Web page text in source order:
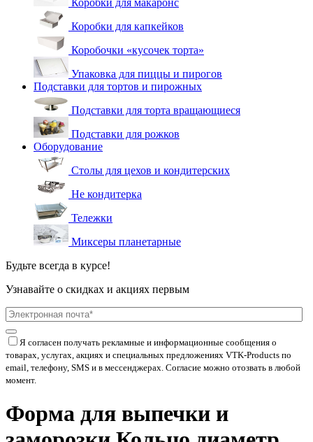
Коробки для макаронс
Коробки для капкейков
Коробочки «кусочек торта»
Упаковка для пиццы и пирогов
Подставки для тортов и пирожных
Подставки для торта вращающиеся
Подставки для рожков
Оборудование
Столы для цехов и кондитерских
Не кондитерка
Тележки
Миксеры планетарные
Будьте всегда в курсе!
Узнавайте о скидках и акциях первым
Я согласен получать рекламные и информационные сообщения о
товарах, услугах, акциях и специальных предложениях VTK-Products по
email, телефону, SMS и в мессенджерах. Согласие можно отозвать в любой
момент.
Форма для выпечки и